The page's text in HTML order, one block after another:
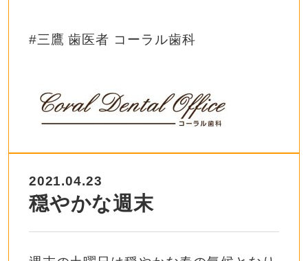
#三鷹 歯医者 コーラル歯科
2021.04.23
穏やかな週末